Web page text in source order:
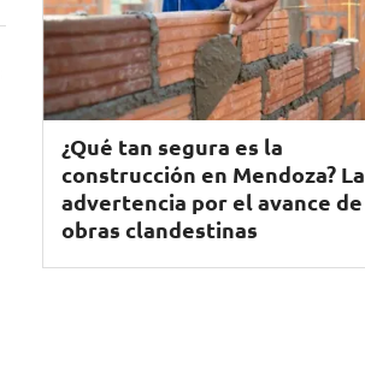
¿Qué tan segura es la
construcción en Mendoza? La
advertencia por el avance de
obras clandestinas